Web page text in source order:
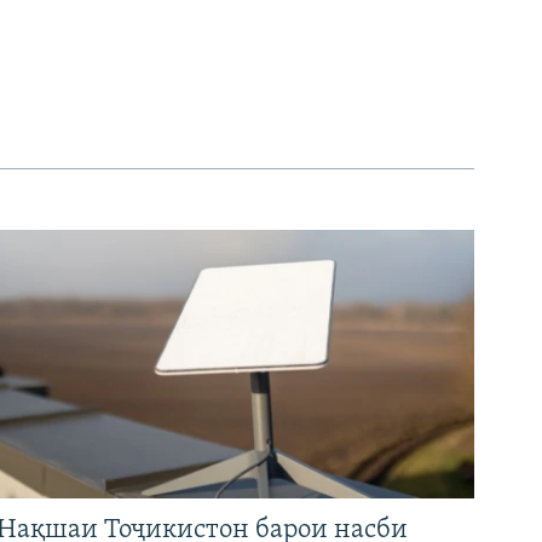
Тоҷикистон барои насби